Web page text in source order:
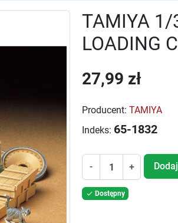
TAMIYA 1/
LOADING
27,99 zł
Producent: TAMIYA
Indeks: 65-1832
- +
 Dostępny